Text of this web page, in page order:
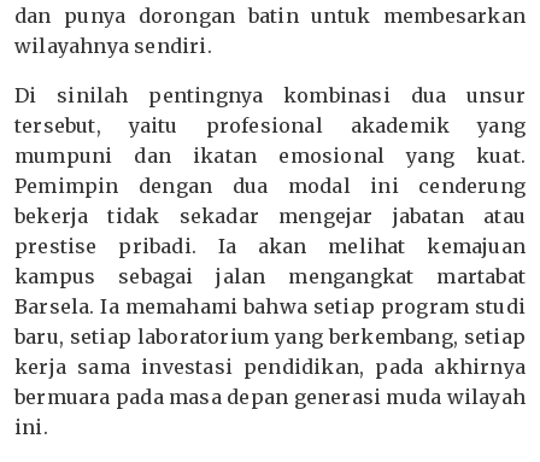
dan punya dorongan batin untuk membesarkan
wilayahnya sendiri.
Di sinilah pentingnya kombinasi dua unsur
tersebut, yaitu profesional akademik yang
mumpuni dan ikatan emosional yang kuat.
Pemimpin dengan dua modal ini cenderung
bekerja tidak sekadar mengejar jabatan atau
prestise pribadi. Ia akan melihat kemajuan
kampus sebagai jalan mengangkat martabat
Barsela. Ia memahami bahwa setiap program studi
baru, setiap laboratorium yang berkembang, setiap
kerja sama investasi pendidikan, pada akhirnya
bermuara pada masa depan generasi muda wilayah
ini.